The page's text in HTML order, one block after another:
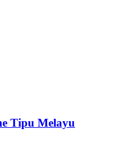
Tipu Melayu